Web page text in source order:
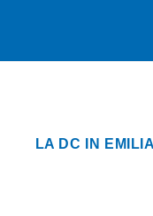
LA DC IN